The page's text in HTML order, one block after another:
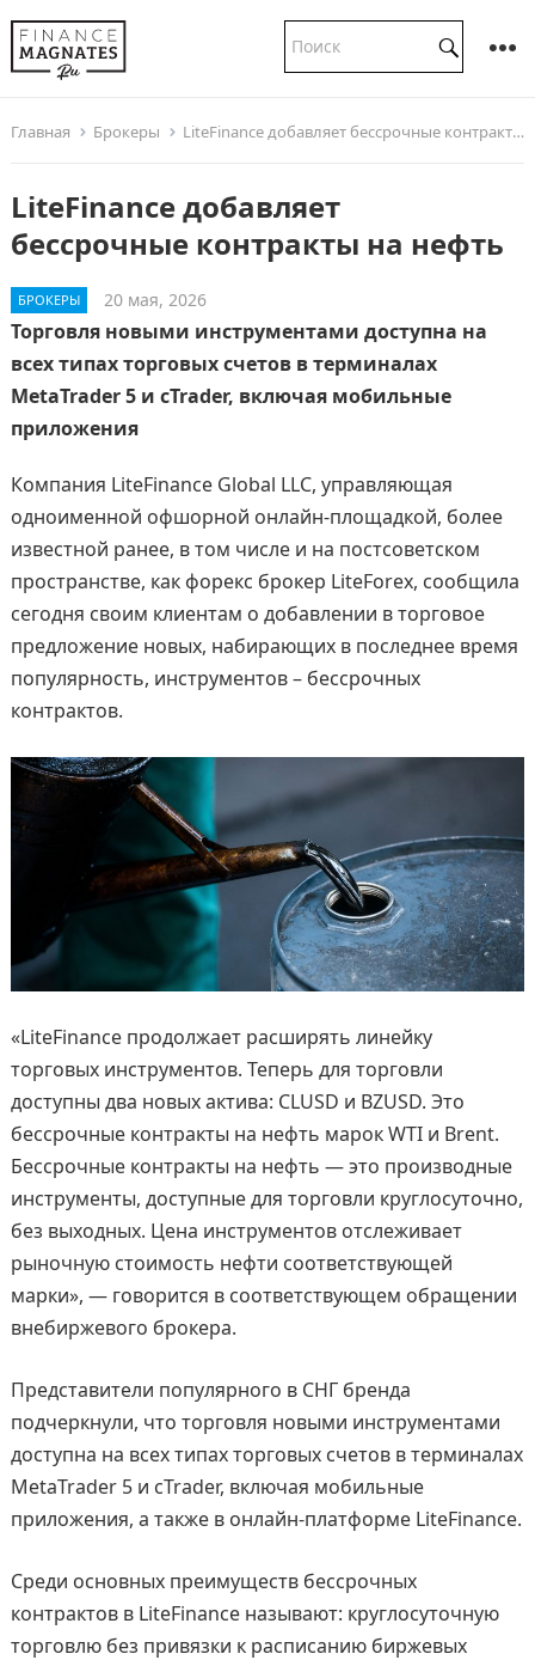
Главная Брокеры LiteFinance добавляет бессрочные контракты на нефть
LiteFinance добавляет
бессрочные контракты на нефть
БРОКЕРЫ 20 мая, 2026
Торговля новыми инструментами доступна на
всех типах торговых счетов в терминалах
MetaTrader 5 и cTrader, включая мобильные
приложения
Компания LiteFinance Global LLC, управляющая
одноименной офшорной онлайн-площадкой, более
известной ранее, в том числе и на постсоветском
пространстве, как форекс брокер LiteForex, сообщила
сегодня своим клиентам о добавлении в торговое
предложение новых, набирающих в последнее время
популярность, инструментов – бессрочных
контрактов.
«LiteFinance продолжает расширять линейку
торговых инструментов. Теперь для торговли
доступны два новых актива: CLUSD и BZUSD. Это
бессрочные контракты на нефть марок WTI и Brent.
Бессрочные контракты на нефть — это производные
инструменты, доступные для торговли круглосуточно,
без выходных. Цена инструментов отслеживает
рыночную стоимость нефти соответствующей
марки», — говорится в соответствующем обращении
внебиржевого брокера.
Представители популярного в СНГ бренда
подчеркнули, что торговля новыми инструментами
доступна на всех типах торговых счетов в терминалах
MetaTrader 5 и cTrader, включая мобильные
приложения, а также в онлайн-платформе LiteFinance.
Среди основных преимуществ бессрочных
контрактов в LiteFinance называют: круглосуточную
торговлю без привязки к расписанию биржевых